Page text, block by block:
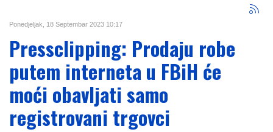
Ponedjeljak, 18 Septembar 2023 10:17
Pressclipping: Prodaju robe
putem interneta u FBiH će
moći obavljati samo
registrovani trgovci